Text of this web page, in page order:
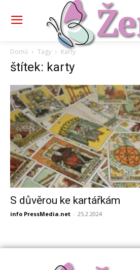
Domů Tagy Karty
štítek: karty
S důvěrou ke kartářkám
info PressMedia.net - 25.2.2024